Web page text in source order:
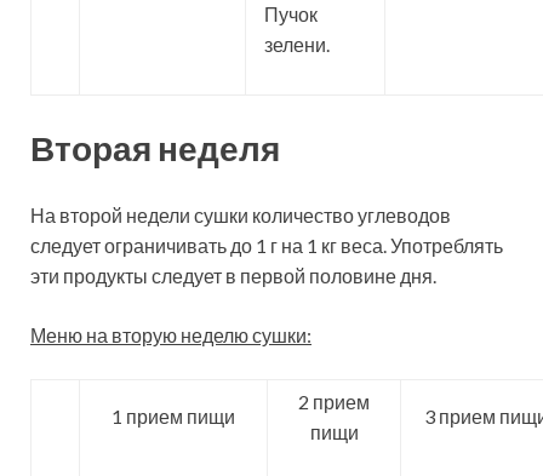
Пучок
зелени.
Вторая неделя
На второй недели сушки количество углеводов
следует ограничивать до 1 г на 1 кг веса. Употреблять
эти продукты следует в первой половине дня.
Меню на вторую неделю сушки:
1 прием пищи
2 прием
пищи
3 прием